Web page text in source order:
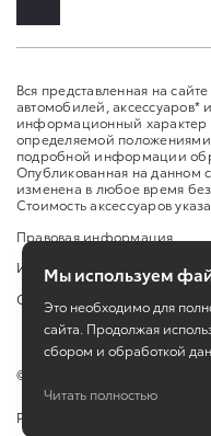
Вся представленная на
автомобилей, аксессуаров*
информационный характер
определяемой положениями
подробной информации
Опубликованная на
изменена в любое время
Стоимость аксессуаров
Правовая информация
Изменить настройку cookies
Сбросить cookie
©
Работает на технологиях
Мы используем
Это необходимо для
сайта. Продолжая
сбором и обработкой
Читать полностью